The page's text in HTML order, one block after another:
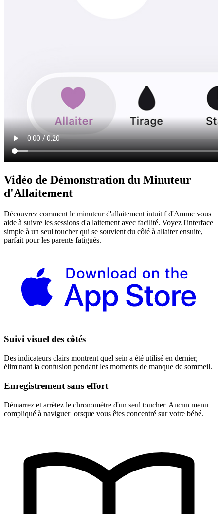
Vidéo de Démonstration du Minuteur
d'Allaitement
Découvrez comment le minuteur d'allaitement intuitif d'Amme vous
aide à suivre les sessions d'allaitement avec facilité. Voyez l'interface
simple à un seul toucher qui se souvient du côté à allaiter ensuite,
parfait pour les parents fatigués.
Suivi visuel des côtés
Des indicateurs clairs montrent quel sein a été utilisé en dernier,
éliminant la confusion pendant les moments de manque de sommeil.
Enregistrement sans effort
Démarrez et arrêtez le chronomètre d'un seul toucher. Aucun menu
compliqué à naviguer lorsque vous êtes concentré sur votre bébé.